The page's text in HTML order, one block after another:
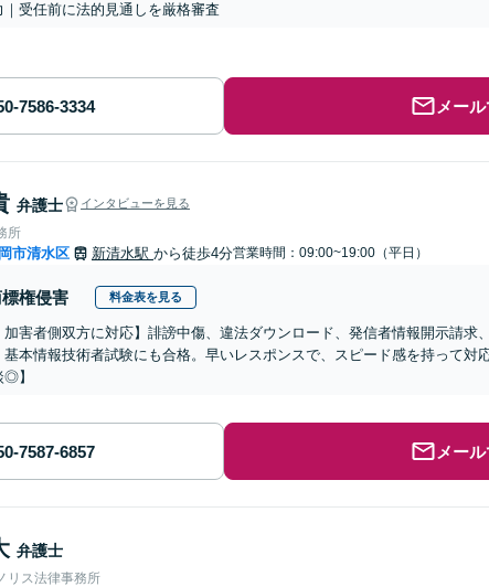
｜受任前に法的見通しを厳格審査
メー
弁護士 インタビューを見る
所
市清水区 新清水駅 から徒歩4分営業時間：09:00~19:00（平日）
権侵害 料金表を見る
加害者側双方に対応】誹謗中傷、違法ダウンロード、発信者情報開示請求
基本情報技術者試験にも合格。早いレスポンスで、スピード感を持って対
◎】
メー
弁護士
リス法律事務所